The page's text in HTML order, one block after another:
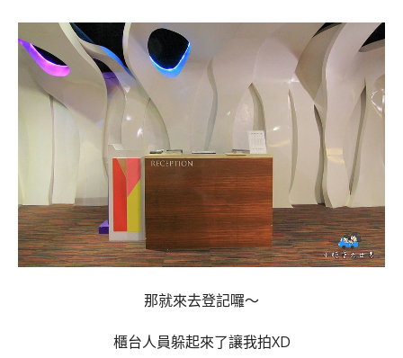
那就來去登記囉～
櫃台人員躲起來了讓我拍XD